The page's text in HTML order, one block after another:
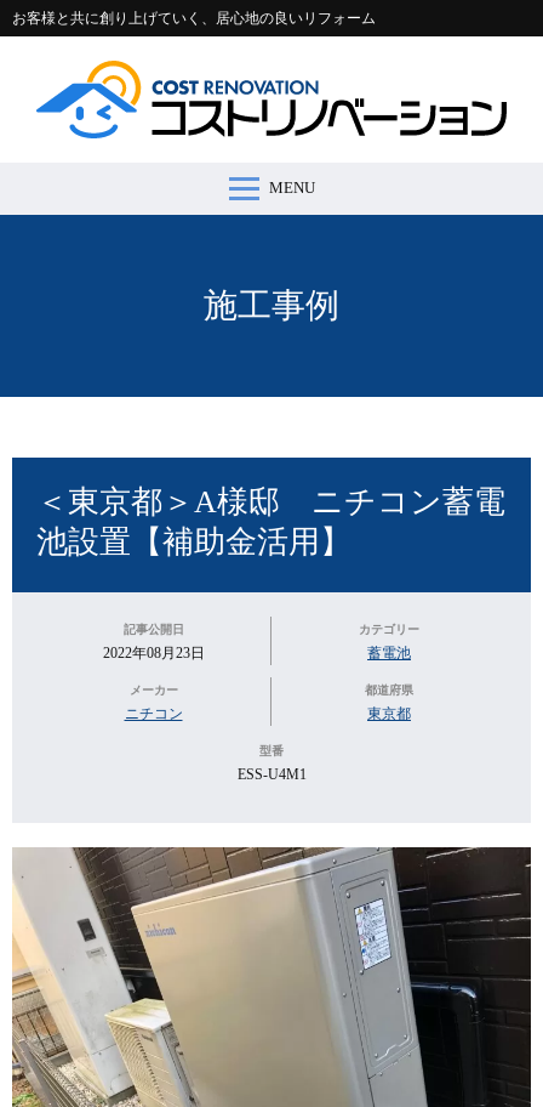
お客様と共に創り上げていく、居心地の良いリフォーム
MENU
施工事例
＜東京都＞A様邸 ニチコン蓄電
池設置【補助金活用】
記事公開日
2022年08月23日
カテゴリー
蓄電池
メーカー
ニチコン
都道府県
東京都
型番
ESS-U4M1